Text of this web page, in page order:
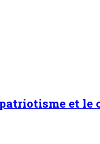
et le